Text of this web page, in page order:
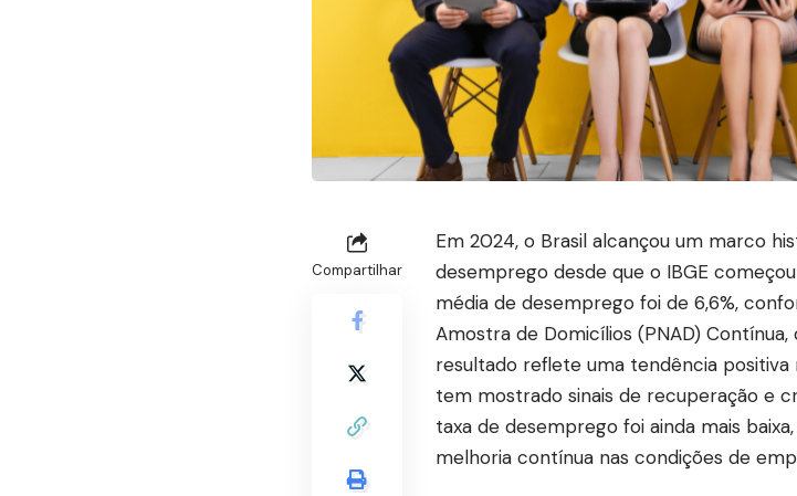
Compartilhar
Em 2024, o Brasil alcançou um marco
desemprego desde que o IBGE
média de desemprego foi de 6,6%,
Amostra de Domicílios (PNAD)
resultado reflete uma tendência
tem mostrado sinais de recuperação e
taxa de desemprego foi ainda mais
melhoria contínua nas condições de